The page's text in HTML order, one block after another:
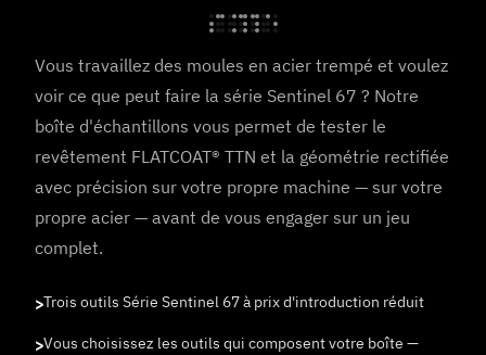
Vous travaillez des moules en acier trempé et voulez
voir ce que peut faire la série Sentinel 67 ? Notre
boîte d'échantillons vous permet de tester le
revêtement FLATCOAT® TTN et la géométrie rectifiée
avec précision sur votre propre machine — sur votre
propre acier — avant de vous engager sur un jeu
complet.
Trois outils Série Sentinel 67 à prix d'introduction réduit
Vous choisissez les outils qui composent votre boîte —